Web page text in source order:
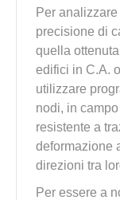
Per
precisione di
quella
edifici in C.A.
utilizzare
nodi, in
resistente a
deformazione
direzioni tra
Per essere a